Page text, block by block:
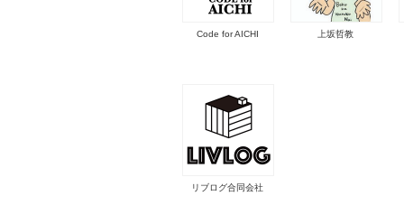
Code for AICHI 上坂哲教
リブログ合同会社